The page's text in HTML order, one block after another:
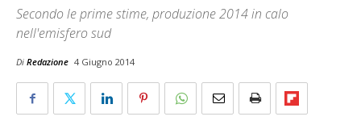
Secondo le prime stime, produzione 2014 in calo
nell'emisfero sud
Di Redazione 4 Giugno 2014